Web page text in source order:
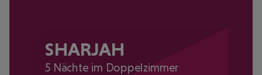
SHARJAH
5 Nächte im Doppelzimmer